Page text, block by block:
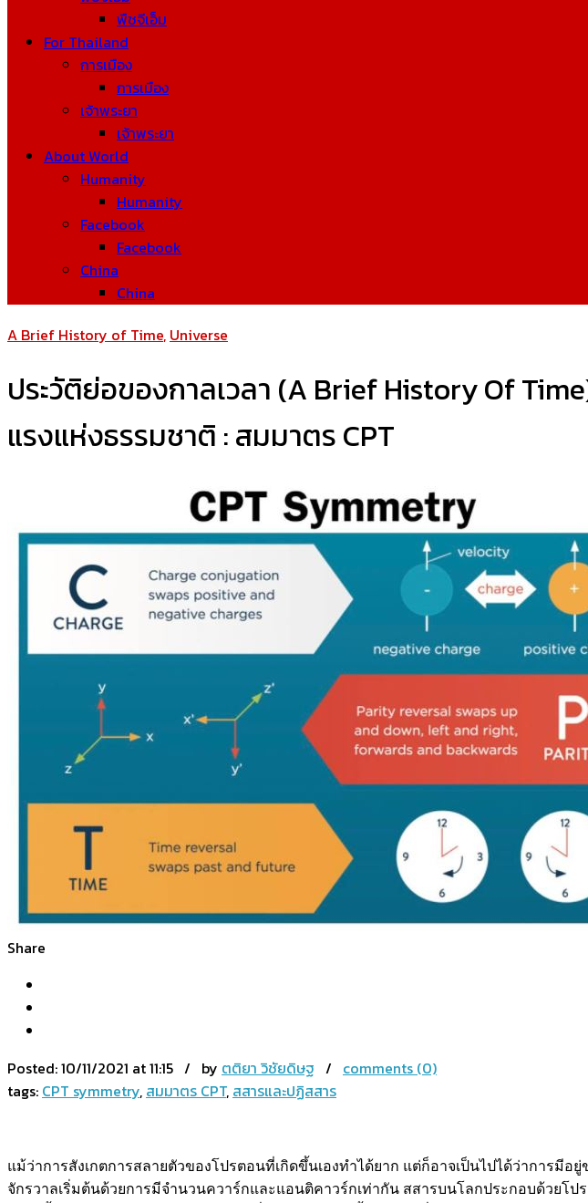
พืชจีเอ็ม
For Thailand
การเมือง
การเมือง
เจ้าพระยา
เจ้าพระยา
About World
Humanity
Humanity
Facebook
Facebook
China
China
A Brief History of Time, Universe
ประวัติย่อของกาลเวลา (A Brief History Of
แรงแห่งธรรมชาติ : สมมาตร CPT
Share
Posted:10/11/2021 at 11:15 / by ตติยา วิชัยดิษฐ / comments (0)
tags: CPT symmetry, สมมาตร CPT, สสารและปฏิสสาร
แม้ว่าการสังเกตการสลายตัวของโปรตอนที่เกิดขึ้นเองทำได้ยาก แต่ก็อาจเป็นไปได้ว่าการ
จักรวาลเริ่มต้นด้วยการมีจำนวนควาร์กและแอนติคาวร์กเท่ากัน สสารบนโลกประกอบด้วย